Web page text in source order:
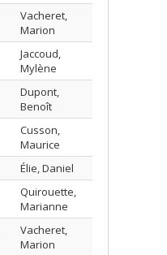
Vacheret,
Marion
Jaccoud,
Mylène
Dupont,
Benoît
Cusson,
Maurice
Élie, Daniel
Quirouette,
Marianne
Vacheret,
Marion